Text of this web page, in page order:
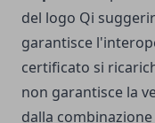
del logo Qi
garantisce
certificato si
non garantisce la
dalla